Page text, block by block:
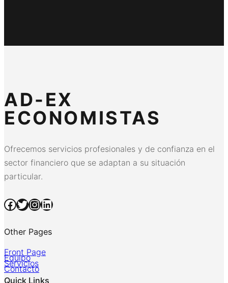
AD-EX
ECONOMISTAS
Ofrecemos servicios profesionales y de confianza en el
sector financiero que se adaptan a su situación
particular.
Facebook Twitter InstagramLinkedIn
Other Pages
Front Page
Equipo
Servicios
Contacto
Quick Links